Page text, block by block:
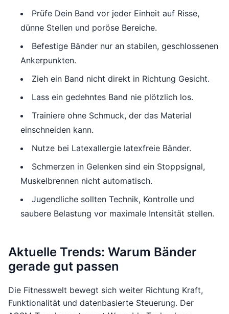
Prüfe Dein Band vor jeder Einheit auf Risse,
dünne Stellen und poröse Bereiche.
Befestige Bänder nur an stabilen, geschlossenen
Ankerpunkten.
Zieh ein Band nicht direkt in Richtung Gesicht.
Lass ein gedehntes Band nie plötzlich los.
Trainiere ohne Schmuck, der das Material
einschneiden kann.
Nutze bei Latexallergie latexfreie Bänder.
Schmerzen in Gelenken sind ein Stoppsignal,
Muskelbrennen nicht automatisch.
Jugendliche sollten Technik, Kontrolle und
saubere Belastung vor maximale Intensität stellen.
Aktuelle Trends: Warum Bänder
gerade gut passen
Die Fitnesswelt bewegt sich weiter Richtung Kraft,
Funktionalität und datenbasierte Steuerung. Der